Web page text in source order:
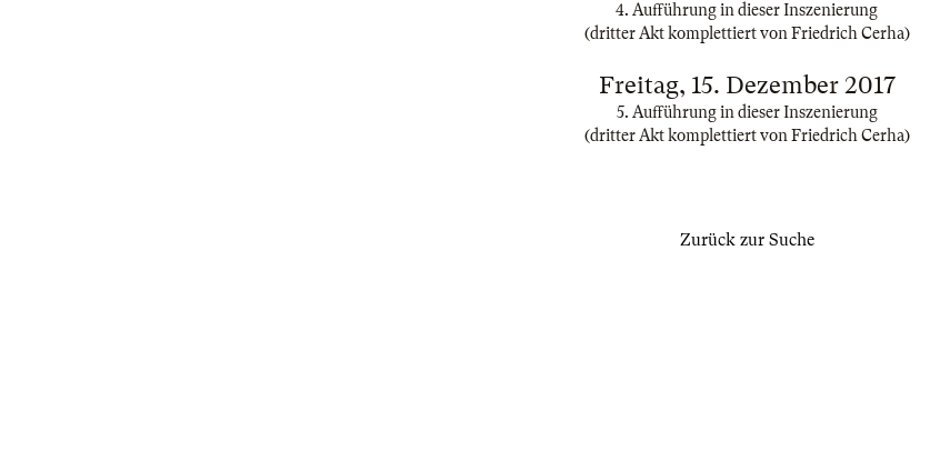
4. Aufführung in dieser Inszenierung
(dritter Akt komplettiert von Friedrich Cerha)
Freitag, 15. Dezember 2017
5. Aufführung in dieser Inszenierung
(dritter Akt komplettiert von Friedrich Cerha)
Zurück zur Suche